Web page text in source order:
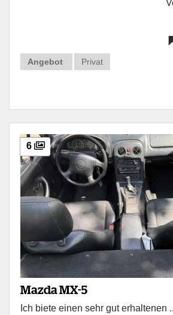
Angebot Privat
6
Mazda MX-5
Ich biete einen sehr gut erhaltenen